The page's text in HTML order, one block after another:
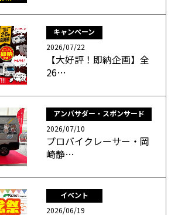
キャンペーン
2026/07/22
【大好評！即納企画】全
26…
アンバサダー・スポンサード
2026/07/10
プロバイクレーサー・岡
崎静…
イベント
2026/06/19